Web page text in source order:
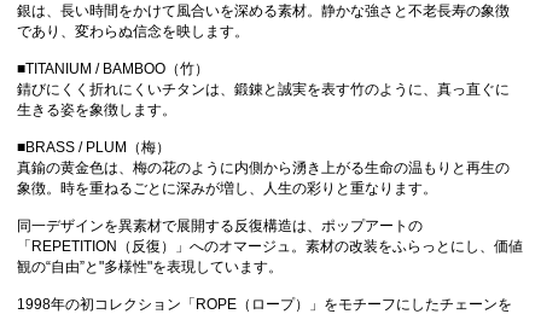
銀は、長い時間をかけて風合いを深める素材。静かな強さと不老長寿の象徴
であり、変わらぬ信念を映します。
■TITANIUM / BAMBOO（竹）
錆びにくく折れにくいチタンは、鍛錬と誠実を表す竹のように、真っ直ぐに
生きる姿を象徴します。
■BRASS / PLUM（梅）
真鍮の黄金色は、梅の花のように内側から湧き上がる生命の温もりと再生の
象徴。時を重ねるごとに深みが増し、人生の彩りと重なります。
同一デザインを異素材で展開する反復構造は、ポップアートの
「REPETITION（反復）」へのオマージュ。素材の改装をふらっとにし、価値
観の“自由”と"多様性"を表現しています。
1998年の初コレクション「ROPE（ロープ）」をモチーフにしたチェーンを